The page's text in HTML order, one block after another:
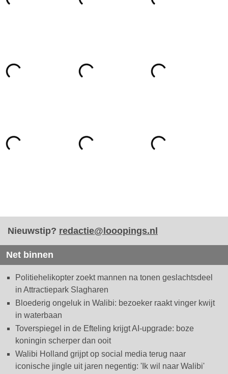
Nieuwstip? redactie@looopings.nl
Net binnen
Politiehelikopter zoekt mannen na tonen geslachtsdeel
in Attractiepark Slagharen
Bloederig ongeluk in Walibi: bezoeker raakt vinger kwijt
in waterbaan
Toverspiegel in de Efteling krijgt AI-upgrade: boze
koningin scherper dan ooit
Walibi Holland grijpt op social media terug naar
iconische jingle uit jaren negentig: 'Ik wil naar Walibi'